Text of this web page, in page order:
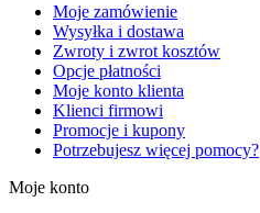
Moje zamówienie
Wysyłka i dostawa
Zwroty i zwrot kosztów
Opcje płatności
Moje konto klienta
Klienci firmowi
Promocje i kupony
Potrzebujesz więcej pomocy?
Moje konto